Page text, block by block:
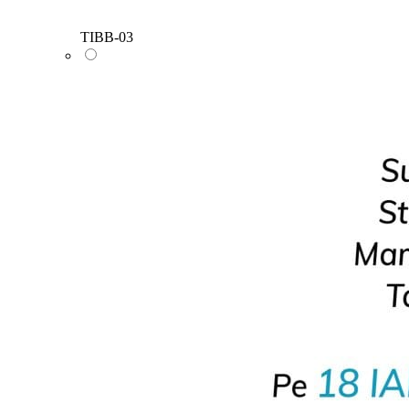
TIBB-03